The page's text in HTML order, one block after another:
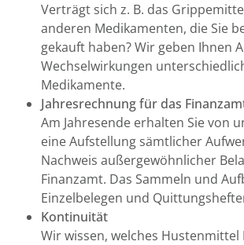
Verträgt sich z. B. das
anderen Medikamenten, die Sie
gekauft haben? Wir geben Ihnen
Wechselwirkungen
Medikamente.
Jahresrechnung für das
Am Jahresende erhalten Sie von
eine Aufstellung sämtlicher
Nachweis außergewöhnlicher
Finanzamt. Das Sammeln und
Einzelbelegen und
Kontinuität
Wir wissen, welches Hustenmittel